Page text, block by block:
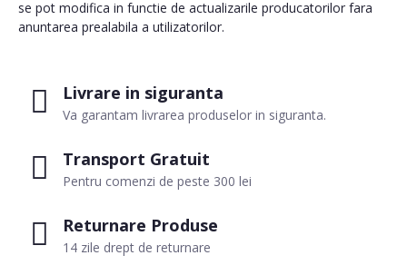
Livrare in siguranta
Va garantam livrarea produselor in siguranta.
Transport Gratuit
Pentru comenzi de peste 300 lei
Returnare Produse
14 zile drept de returnare
se pot modifica in functie de actualizarile producatorilor fara
anuntarea prealabila a utilizatorilor.